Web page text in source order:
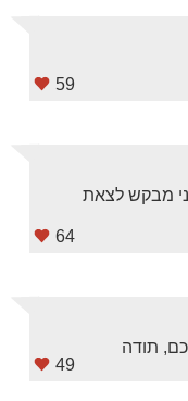
59
64
מבקש לצאת
49
תודה